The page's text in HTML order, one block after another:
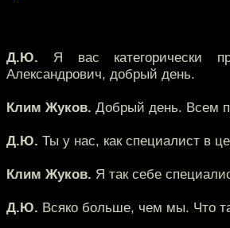
Д.Ю. Я вас категорически
Александрович, добрый день.
Клим Жуков. Добрый день. Всем
Д.Ю. Ты у нас, как специалист в
Клим Жуков. Я так себе
Д.Ю. Всяко больше, чем мы. Что